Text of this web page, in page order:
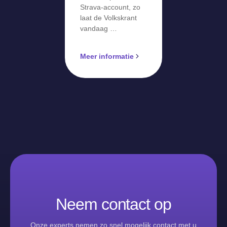
Strava-account, zo
laat de Volkskrant
vandaag …
Meer informatie
Neem contact op
Onze experts nemen zo snel mogelijk contact met u